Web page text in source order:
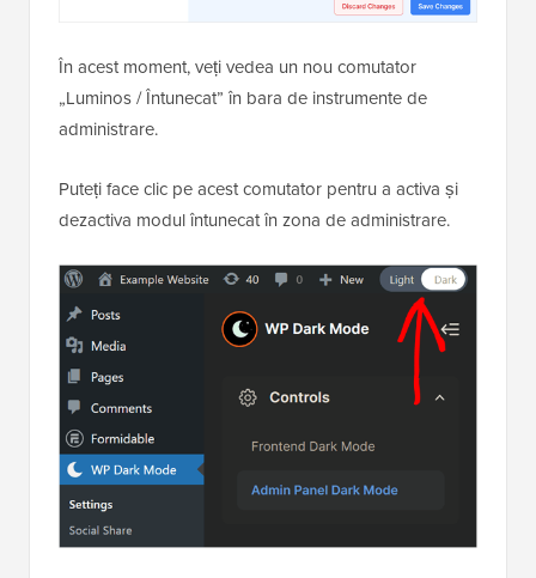
În acest moment, veți vedea un nou comutator
„Luminos / Întunecat” în bara de instrumente de
administrare.
Puteți face clic pe acest comutator pentru a activa și
dezactiva modul întunecat în zona de administrare.